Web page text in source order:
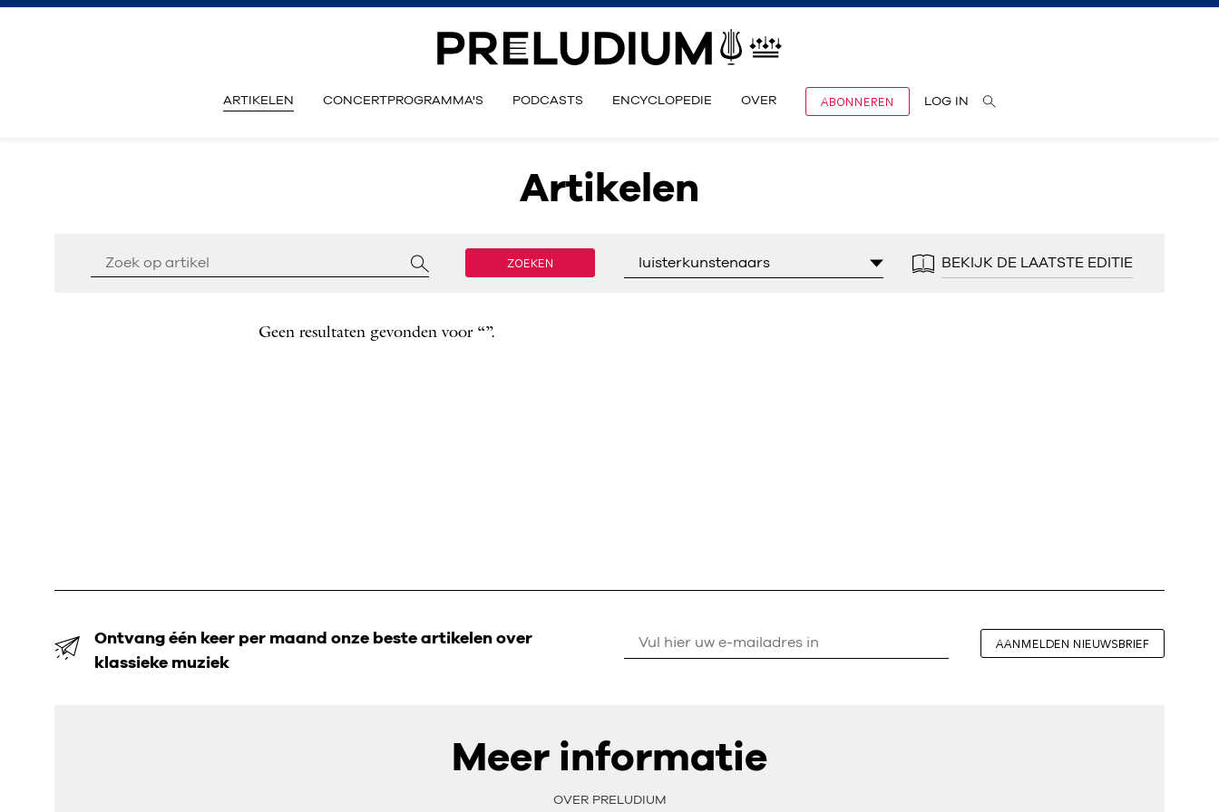
ARTIKELEN CONCERTPROGRAMMA'S PODCASTS ENCYCLOPEDIE OVER ABONNEREN LOG IN
Artikelen
ZOEKEN luisterkunstenaars BEKIJK DE LAATSTE EDITIE
Geen resultaten gevonden voor “”.
Ontvang één keer per maand onze beste artikelen over
klassieke muziek
AANMELDEN NIEUWSBRIEF
Meer informatie
OVER PRELUDIUM